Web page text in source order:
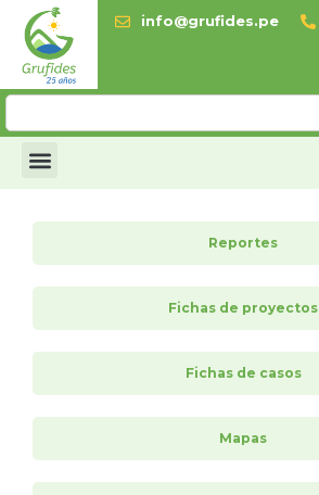
info@grufides.pe
Reportes
Fichas de proyectos
Fichas de casos
Mapas